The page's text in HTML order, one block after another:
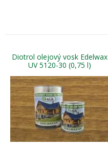
Diotrol olejový vosk Edelwax
UV 5120-30 (0,75 l)